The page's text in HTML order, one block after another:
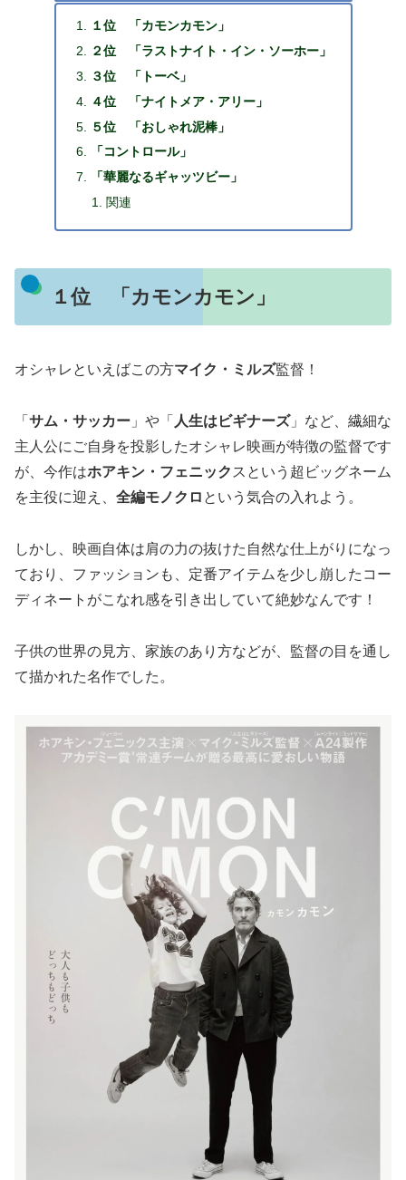
１位 「カモンカモン」
２位 「ラストナイト・イン・ソーホー」
３位 「トーベ」
４位 「ナイトメア・アリー」
５位 「おしゃれ泥棒」
「コントロール」
「華麗なるギャッツビー」
関連
１位 「カモンカモン」
オシャレといえばこの方マイク・ミルズ監督！
「 サム・サッカー 」や「 人生はビギナーズ」など、繊細な
主人公にご自身を投影したオシャレ映画が特徴の監督です
が、今作はホアキン・フェニック スという超ビッグネーム
を主役に迎え、 全編モノクロ という気合の入れよう。
しかし、映画自体は肩の力の抜けた自然な仕上がりになっ
ており、ファッションも、定番アイテムを少し崩したコー
ディネートがこなれ感を引き出していて絶妙なんです！
子供の世界の見方、家族のあり方などが、監督の目を通し
て描かれた名作でした。